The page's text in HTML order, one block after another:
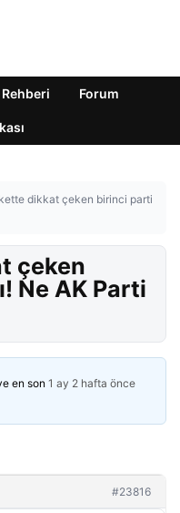
Forum
dikkat çeken birinci parti
çeken
Ne AK Parti
en son 1 ay 2 hafta önce
#23816